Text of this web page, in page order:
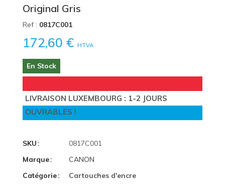
Original Gris
Ref : 0817C001
172,60 € HTVA
En Stock
LIVRAISON LUXEMBOURG : 1-2 JOURS
OUVRABLES !
SKU
0817C001
Marque
CANON
Catégorie
Cartouches d'encre